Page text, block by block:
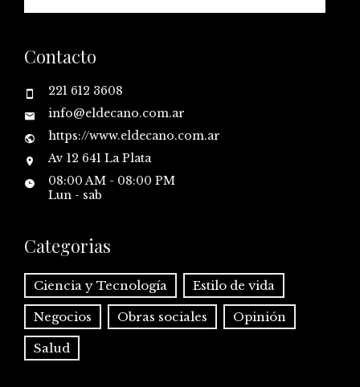
Contacto
221 612 3608
info@eldecano.com.ar
https://www.eldecano.com.ar
Av 12 641 La Plata
08:00 AM - 08:00 PM
Lun - sab
Categorias
Ciencia y Tecnología Estilo de vida
Negocios Obras sociales Opinión
Salud